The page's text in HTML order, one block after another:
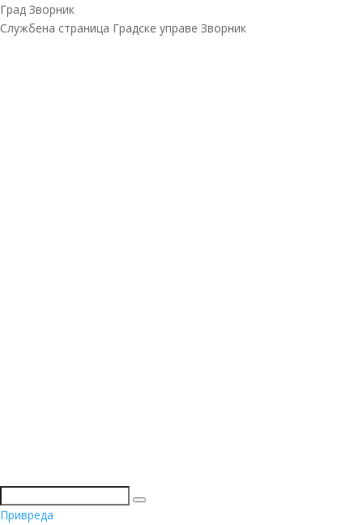
Град Зворник
Службена страница Градске управе Зворник
Претражи
Привреда